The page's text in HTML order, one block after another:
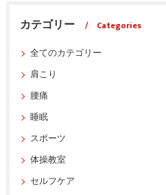
カテゴリー
Categories
全てのカテゴリー
肩こり
腰痛
睡眠
スポーツ
体操教室
セルフケア